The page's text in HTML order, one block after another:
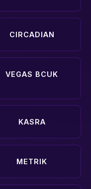
CIRCADIAN
VEGAS BCUK
KASRA
METRIK